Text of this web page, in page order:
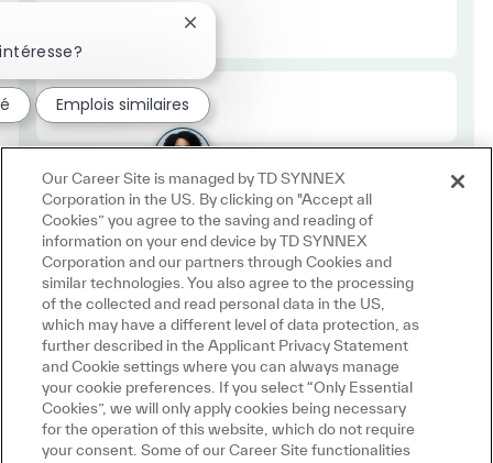
Employee Type Europe
Régulier
Fermer la notification du chatbot
Emplois similaires
Our Career Site is managed by TD SYNNEX
Corporation in the US. By clicking on "Accept all
Cookies” you agree to the saving and reading of
information on your end device by TD SYNNEX
Corporation and our partners through Cookies and
similar technologies. You also agree to the processing
of the collected and read personal data in the US,
which may have a different level of data protection, as
further described in the Applicant Privacy Statement
and Cookie settings where you can always manage
your cookie preferences. If you select “Only Essential
Cookies”, we will only apply cookies being necessary
for the operation of this website, which do not require
your consent. Some of our Career Site functionalities